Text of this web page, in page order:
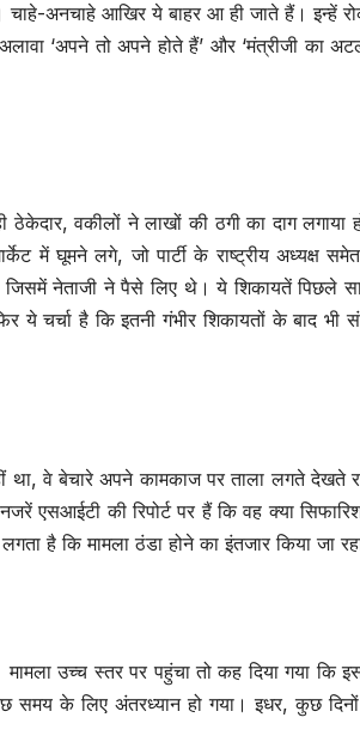
चाहे-अनचाहे आखिर ये बाहर आ ही जाते हैं। इन्हें
‘अपने तो अपने होते हैं’ और ‘मंत्रीजी का अटल
वकीलों ने लाखों की ठगी का दाग लगाया
में घूमने लगे, जो पार्टी के राष्ट्रीय अध्यक्ष
नेताजी ने पैसे लिए थे। ये शिकायतें पिछले
ये चर्चा है कि इतनी गंभीर शिकायतों के बाद भी
था, वे बेचारे अपने कामकाज पर ताला लगते देखते
की रिपोर्ट पर हैं कि वह क्या
है कि मामला ठंडा होने का इंतजार किया जा
उच्च स्तर पर पहुंचा तो कह दिया गया कि
समय के लिए अंतरध्यान हो गया। इधर, कुछ